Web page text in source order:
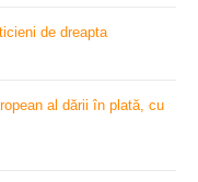
de dreapta
al dării în plată, cu